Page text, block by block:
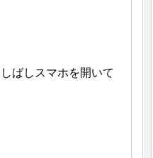
しばしスマホを開いて